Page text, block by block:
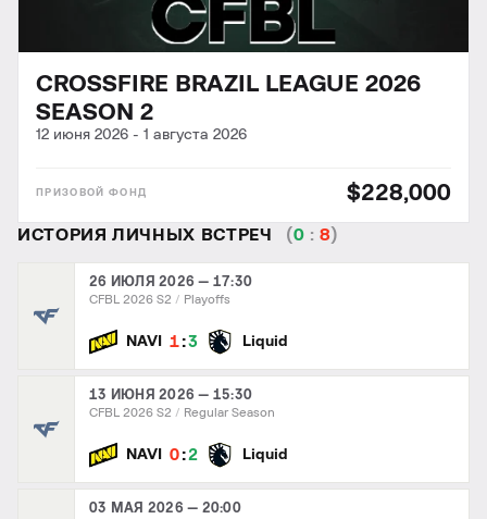
CROSSFIRE BRAZIL LEAGUE 2026
SEASON 2
12 июня 2026 - 1 августа 2026
$228,000
ИСТОРИЯ ЛИЧНЫХ ВСТРЕЧ (0 :8)
26 ИЮЛЯ 2026 — 17:30
CFBL 2026 S2 Playoffs
NAVI 1 :3 Liquid
13 ИЮНЯ 2026 — 15:30
CFBL 2026 S2 Regular Season
NAVI 0 :2 Liquid
03 МАЯ 2026 — 20:00